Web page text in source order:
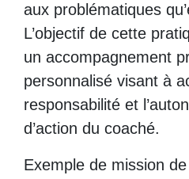
aux problématiques
L’objectif de cette
un accompagnement
personnalisé visant à
responsabilité et
d’action du coaché.
Exemple de mission